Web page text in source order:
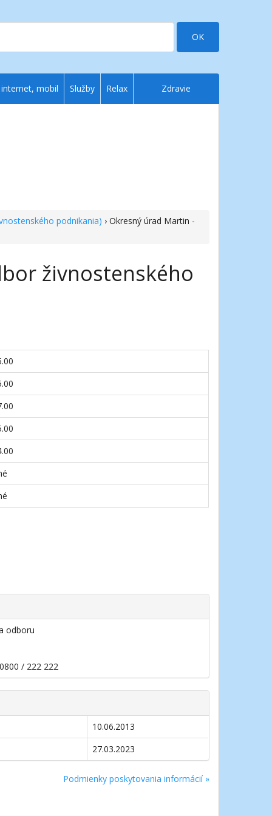
OK
podnikania) › Okresný úrad Martin -
živnostenského
odboru
/ 222 222
10.06.2013
27.03.2023
Podmienky poskytovania informácií »
internet, mobil Služby Relax Zdravie